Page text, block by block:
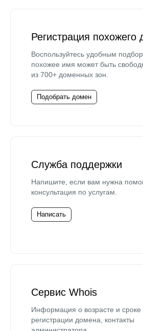
Регистрация похожего
Воспользуйтесь удобным
похожее имя может быть
из 700+ доменных зон.
Подобрать домен
Служба поддержки
Напишите, если вам нужна
консультация по услугам.
Написать
Сервис Whois
Информация о возрасте и сроке
регистрации домена, контакты